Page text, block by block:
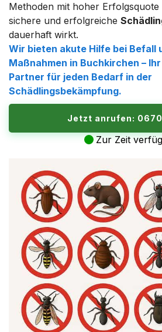
Methoden mit hoher Erfolgsquote
sichere und erfolgreiche
dauerhaft wirkt.
Wir bieten akute Hilfe bei Befall
Maßnahmen in Buchkirchen –
Partner für jeden Bedarf in der
Schädlingsbekämpfung.
Jetzt anrufen:
Zur Zeit